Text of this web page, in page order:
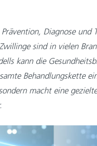
Diagnose und
sind in vielen
kann die
Behandlungskette
macht eine